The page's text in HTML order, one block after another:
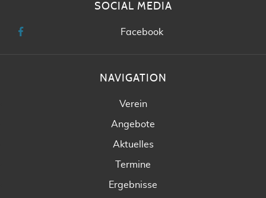
SOCIAL MEDIA
Facebook
NAVIGATION
Verein
Angebote
Aktuelles
Termine
Ergebnisse